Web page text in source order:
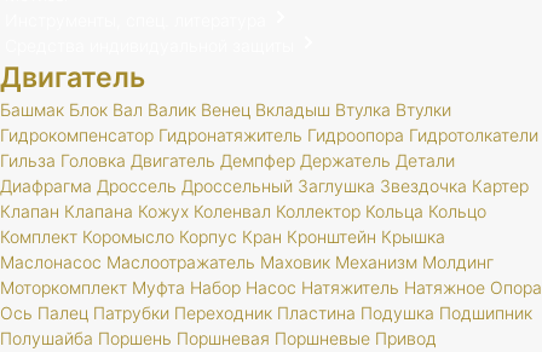
Двигатель
Башмак Блок Вал Валик Венец Вкладыш Втулка Втулки
Гидрокомпенсатор Гидронатяжитель Гидроопора Гидротолкатели
Гильза Головка Двигатель Демпфер Держатель Детали
Диафрагма Дроссель Дроссельный Заглушка Звездочка Картер
Клапан Клапана Кожух Коленвал Коллектор Кольца Кольцо
Комплект Коромысло Корпус Кран Кронштейн Крышка
Маслонасос Маслоотражатель Маховик Механизм Молдинг
Моторкомплект Муфта Набор Насос Натяжитель Натяжное Опора
Ось Палец Патрубки Переходник Пластина Подушка Подшипник
Полушайба Поршень Поршневая Поршневые Привод